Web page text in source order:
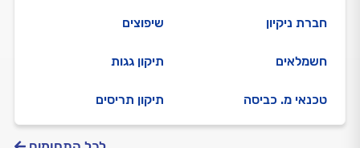
חברת ניקיון
חשמלאים
טכנאי מ. כביסה
שיפוצים
תיקון גגות
תיקון תריסים